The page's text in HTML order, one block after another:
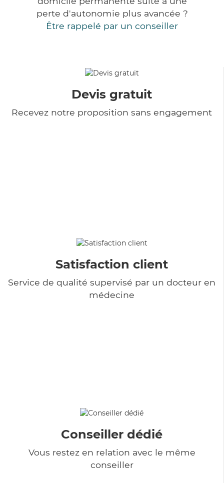
perte d'autonomie plus avancée ?
Être rappelé par un conseiller
Devis gratuit
Recevez notre proposition sans engagement
Satisfaction client
Service de qualité supervisé par un docteur en
médecine
Conseiller dédié
Vous restez en relation avec le même
conseiller